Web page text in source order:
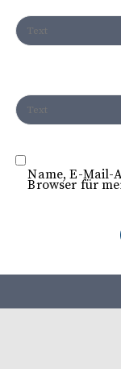
o
Name, E-Mail-
Browser für